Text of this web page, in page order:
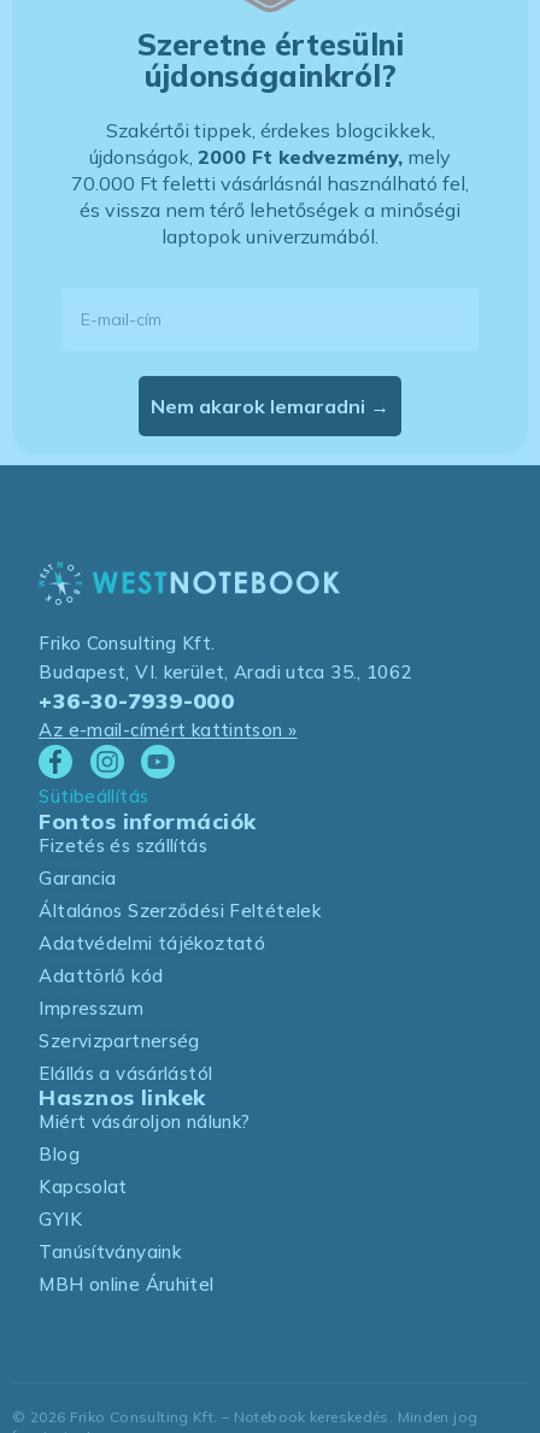
Szeretne értesülni
újdonságainkról?
Szakértői tippek, érdekes blogcikkek,
újdonságok, 2000 Ft kedvezmény, mely
70.000 Ft feletti vásárlásnál használható fel,
és vissza nem térő lehetőségek a minőségi
laptopok univerzumából.
Nem akarok lemaradni →
Friko Consulting Kft.
Budapest, VI. kerület, Aradi utca 35., 1062
+36-30-7939-000
Az e-mail-címért kattintson »
Sütibeállítás
Fontos információk
Fizetés és szállítás
Garancia
Általános Szerződési Feltételek
Adatvédelmi tájékoztató
Adattörlő kód
Impresszum
Szervizpartnerség
Elállás a vásárlástól
Hasznos linkek
Miért vásároljon nálunk?
Blog
Kapcsolat
GYIK
Tanúsítványaink
MBH online Áruhitel
© 2026 Friko Consulting Kft. – Notebook kereskedés. Minden jog